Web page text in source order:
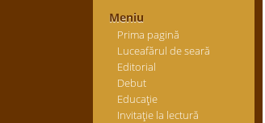
Meniu
Prima pagină
Luceafărul de seară
Editorial
Debut
Educaţie
Invitaţie la lectură